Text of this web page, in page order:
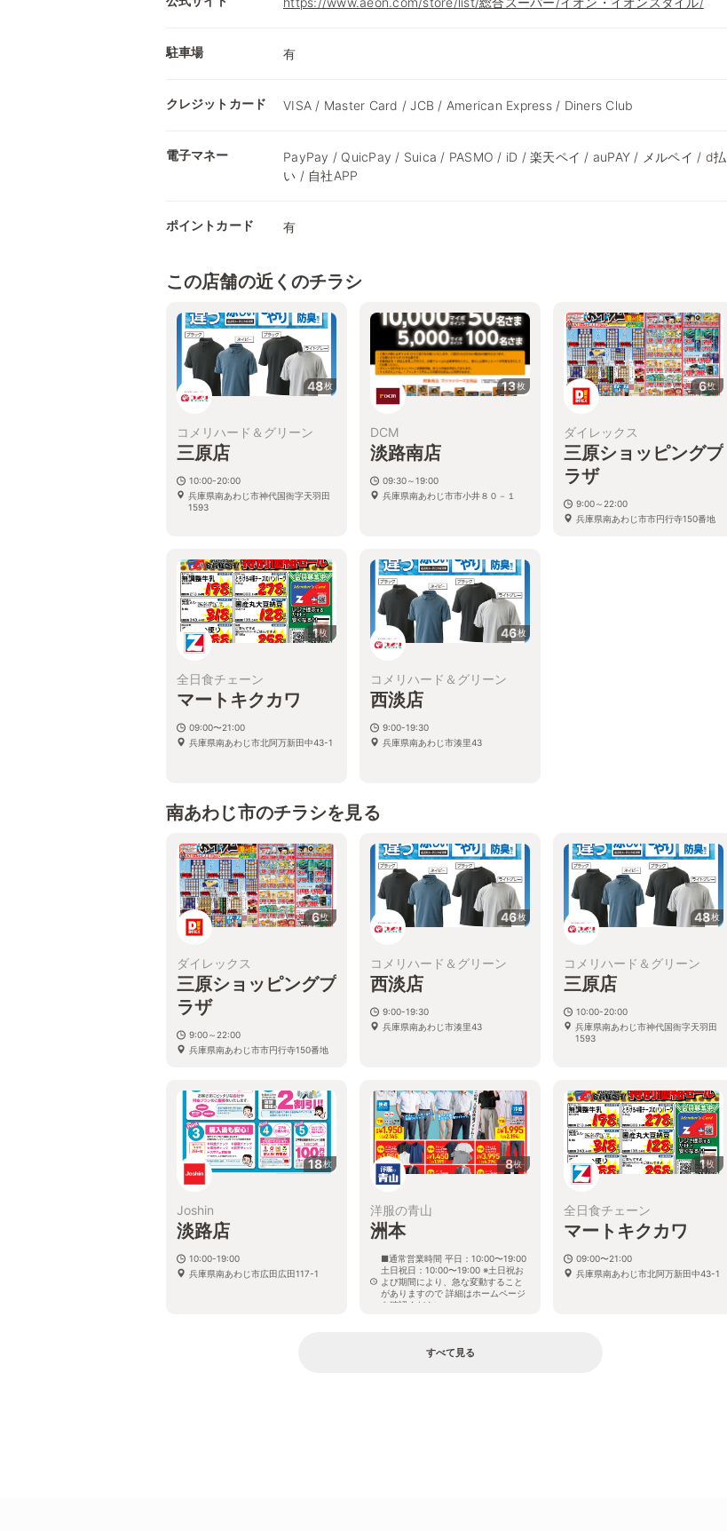
駐車場 有
クレジットカード VISA / Master Card / JCB / American Express / Diners Club
電子マネー
PayPay / QuicPay / Suica / PASMO / iD / 楽天ペイ / auPAY / メルペイ / d払
い / 自社APP
ポイントカード 有
この店舗の近くのチラシ
48枚
コメリハード＆グリーン
三原店
10:00-20:00
兵庫県南あわじ市神代国衙字天羽田
1593
13枚
DCM
淡路南店
09:30～19:00
兵庫県南あわじ市市小井８０－１
6枚
ダイレックス
三原ショッピングプ
ラザ
9:00～22:00
兵庫県南あわじ市市円行寺150番地
1枚
全日食チェーン
マートキクカワ
09:00〜21:00
兵庫県南あわじ市北阿万新田中43-1
46枚
コメリハード＆グリーン
西淡店
9:00-19:30
兵庫県南あわじ市湊里43
南あわじ市のチラシを見る
6枚
ダイレックス
三原ショッピングプ
ラザ
9:00～22:00
兵庫県南あわじ市市円行寺150番地
46枚
コメリハード＆グリーン
西淡店
9:00-19:30
兵庫県南あわじ市湊里43
48枚
コメリハード＆グリーン
三原店
10:00-20:00
兵庫県南あわじ市神代国衙字天羽田
1593
18枚
Joshin
淡路店
10:00-19:00
兵庫県南あわじ市広田広田117-1
8枚
洋服の青山
洲本
■通常営業時間 平日：10:00〜19:00
土日祝日：10:00〜19:00 ※土日祝お
よび期間により、急な変動すること
がありますので 詳細はホームページ
を確認ください
1枚
全日食チェーン
マートキクカワ
09:00〜21:00
兵庫県南あわじ市北阿万新田中43-1
すべて見る